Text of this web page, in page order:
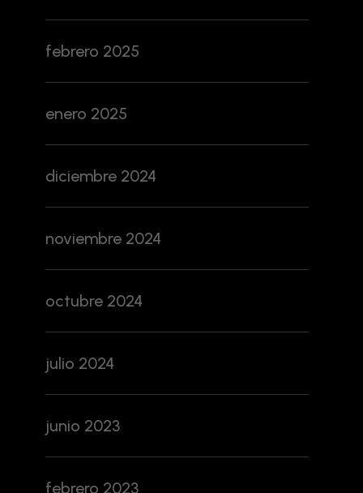
febrero 2025
enero 2025
diciembre 2024
noviembre 2024
octubre 2024
julio 2024
junio 2023
febrero 2023